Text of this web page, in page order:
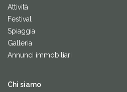
Attività
Festival
Spiaggia
Galleria
Annunci immobiliari
Chi siamo